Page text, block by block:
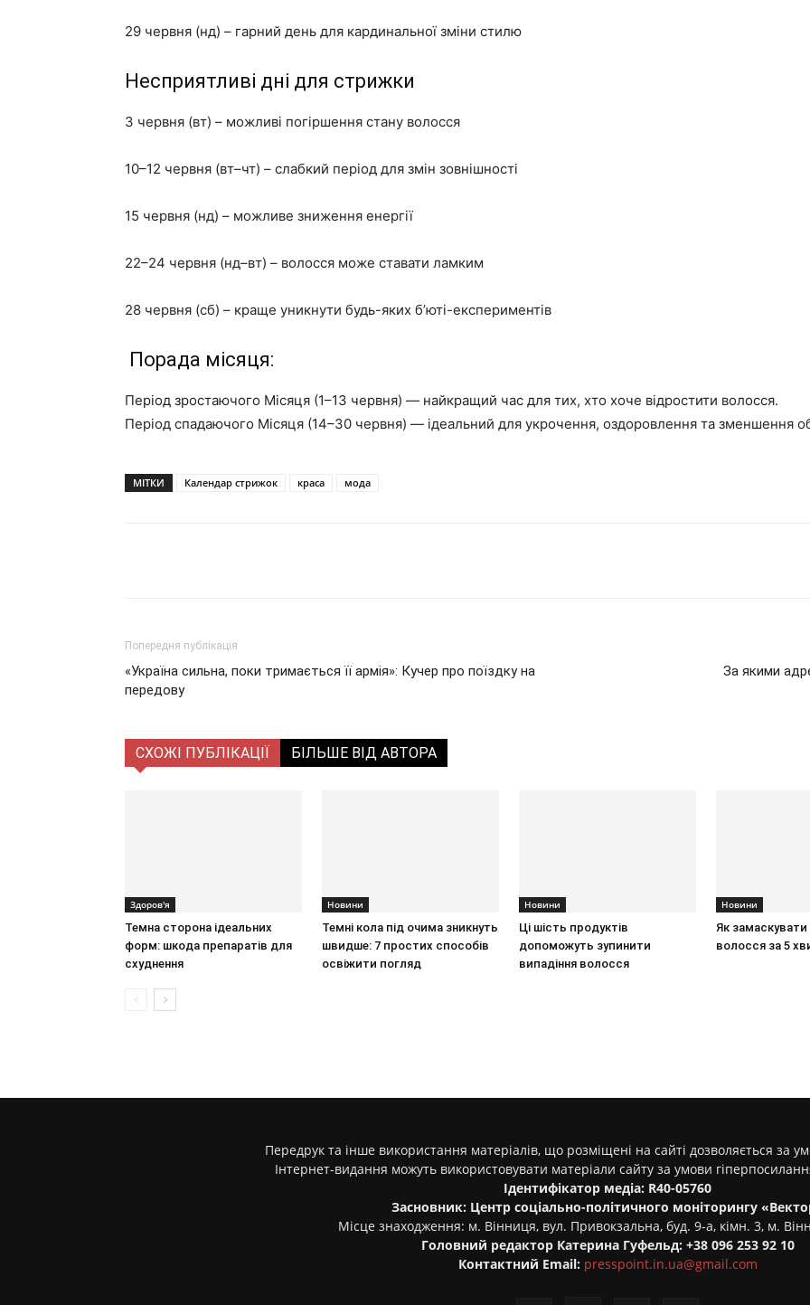
29 червня (нд) – гарний день для кардинальної зміни стилю
Несприятливі дні для стрижки
3 червня (вт) – можливі погіршення стану волосся
10–12 червня (вт–чт) – слабкий період для змін зовнішності
15 червня (нд) – можливе зниження енергії
22–24 червня (нд–вт) – волосся може ставати ламким
28 червня (сб) – краще уникнути будь-яких б’юті-експериментів
Порада місяця:
Період зростаючого Місяця (1–13 червня) — найкращий час для тих, хто хоче відростити волосся.
Період спадаючого Місяця (14–30 червня) — ідеальний для укрочення, оздоровлення та зменшення
МІТКИ Календар стрижок краса мода
Попередня публікація
«Україна сильна, поки тримається її армія»: Кучер про поїздку на
передову
За якими
СХОЖІ ПУБЛІКАЦІЇ БІЛЬШЕ ВІД АВТОРА
Здоров'я
Темна сторона ідеальних
форм: шкода препаратів для
схуднення
Новини
Темні кола під очима зникнуть
швидше: 7 простих способів
освіжити погляд
Новини
Ці шість продуктів
допоможуть зупинити
випадіння волосся
Новини
Як
волосся за 5
Передрук та інше використання матеріалів, що розміщені на сайті дозволяється за
Інтернет-видання можуть використовувати матеріали сайту за умови
Ідентифікатор медіа: R40-05760
Засновник: Центр соціально-політичного моніторингу
Місце знаходження: м. Вінниця, вул. Привокзальна, буд. 9-а, кімн. 3, м.
Головний редактор Катерина Гуфельд: +38 096 253 92 10
Контактний Email: presspoint.in.ua@gmail.com